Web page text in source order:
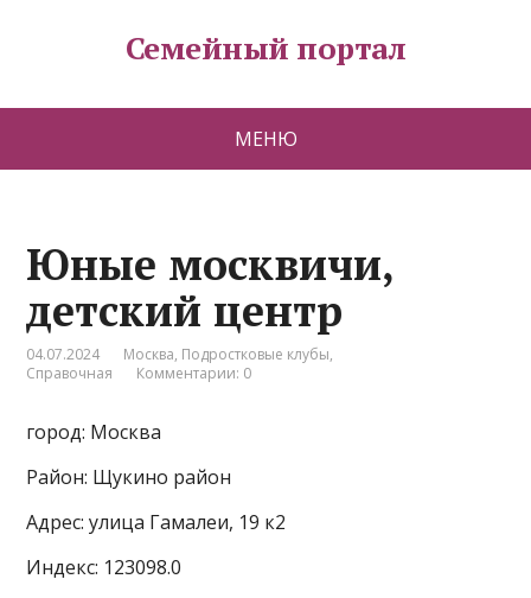
Семейный портал
МЕНЮ
Юные москвичи,
детский центр
04.07.2024 Москва, Подростковые клубы,
Справочная
Комментарии: 0
город: Москва
Район: Щукино район
Адрес: улица Гамалеи, 19 к2
Индекс: 123098.0